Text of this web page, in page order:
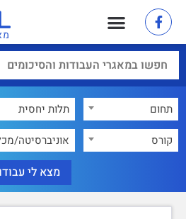
תחום
תלות יחסית
קורס
אוניברסיטה/